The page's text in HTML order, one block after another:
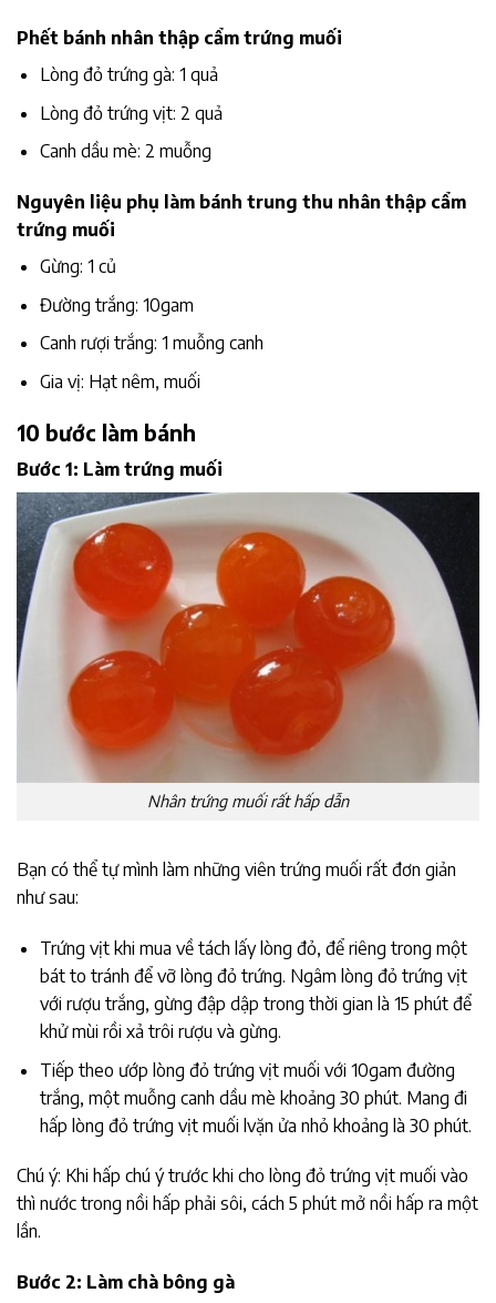
Phết bánh nhân thập cẩm trứng muối
Lòng đỏ trứng gà: 1 quả
Lòng đỏ trứng vịt: 2 quả
Canh dầu mè: 2 muỗng
Nguyên liệu phụ làm bánh trung thu nhân thập cẩm
trứng muối
Gừng: 1 củ
Đường trắng: 10gam
Canh rượi trắng: 1 muỗng canh
Gia vị: Hạt nêm, muối
10 bước làm bánh
Bước 1: Làm trứng muối
Nhân trứng muối rất hấp dẫn
Bạn có thể tự mình làm những viên trứng muối rất đơn giản
như sau:
Trứng vịt khi mua về tách lấy lòng đỏ, để riêng trong một
bát to tránh để vỡ lòng đỏ trứng. Ngâm lòng đỏ trứng vịt
với rượu trắng, gừng đập dập trong thời gian là 15 phút để
khử mùi rồi xả trôi rượu và gừng.
Tiếp theo ướp lòng đỏ trứng vịt muối với 10gam đường
trắng, một muỗng canh dầu mè khoảng 30 phút. Mang đi
hấp lòng đỏ trứng vịt muối lvặn ửa nhỏ khoảng là 30 phút.
Chú ý: Khi hấp chú ý trước khi cho lòng đỏ trứng vịt muối vào
thì nước trong nồi hấp phải sôi, cách 5 phút mở nồi hấp ra một
lần.
Bước 2: Làm chà bông gà